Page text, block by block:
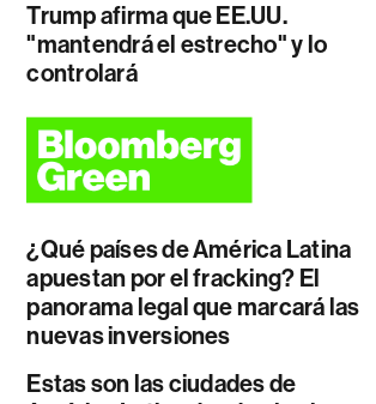
Trump afirma que EE.UU.
"mantendrá el estrecho" y lo
controlará
¿Qué países de América Latina
apuestan por el fracking? El
panorama legal que marcará las
nuevas inversiones
Estas son las ciudades de